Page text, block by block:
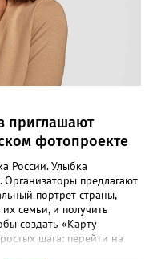
приглашают
фотопроекте
России. Улыбка
предлагают
портрет страны,
семьи, и получить
создать «Карту
шага: перейти на